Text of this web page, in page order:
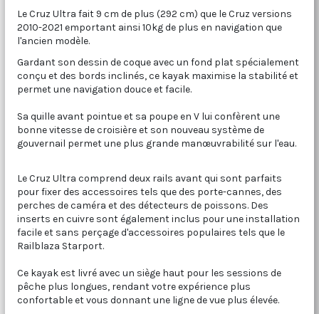
Le Cruz Ultra fait 9 cm de plus (292 cm) que le Cruz versions
2010-2021 emportant ainsi 10kg de plus en navigation que
l'ancien modèle.
Gardant son dessin de coque avec un fond plat spécialement
conçu et des bords inclinés, ce kayak maximise la stabilité et
permet une navigation douce et facile.
Sa quille avant pointue et sa poupe en V lui confèrent une
bonne vitesse de croisière et son nouveau système de
gouvernail permet une plus grande manœuvrabilité sur l'eau.
Le Cruz Ultra comprend deux rails avant qui sont parfaits
pour fixer des accessoires tels que des porte-cannes, des
perches de caméra et des détecteurs de poissons. Des
inserts en cuivre sont également inclus pour une installation
facile et sans perçage d'accessoires populaires tels que le
Railblaza Starport.
Ce kayak est livré avec un siège haut pour les sessions de
pêche plus longues, rendant votre expérience plus
confortable et vous donnant une ligne de vue plus élevée.